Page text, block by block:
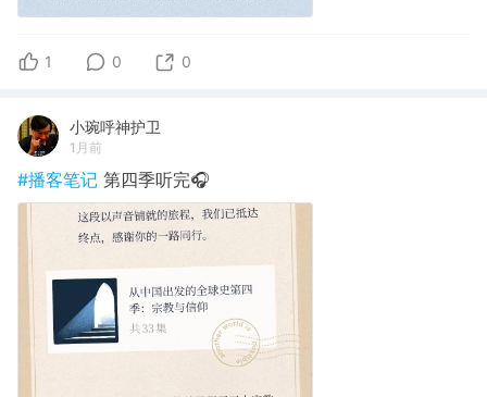
1 0 0
小琬呼神护卫
1月前
#播客笔记 第四季听完🎧